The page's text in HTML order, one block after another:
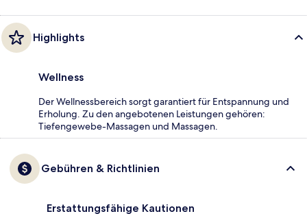
Highlights
Wellness
Der Wellnessbereich sorgt garantiert für Entspannung und
Erholung. Zu den angebotenen Leistungen gehören:
Tiefengewebe-Massagen und Massagen.
Gebühren & Richtlinien
Erstattungsfähige Kautionen